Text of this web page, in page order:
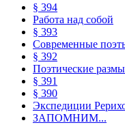
§ 394
Работа над собой
§ 393
Современные
§ 392
Поэтические
§ 391
§ 390
Экспедиции
ЗАПОМНИМ...